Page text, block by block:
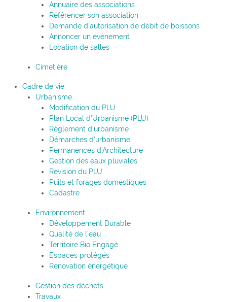
Annuaire des associations
Référencer son association
Demande d’autorisation de débit de boissons
Annoncer un événement
Location de salles
Cimetière
Cadre de vie
Urbanisme
Modification du PLU
Plan Local d’Urbanisme (PLU)
Règlement d’urbanisme
Démarches d’urbanisme
Permanences d’Architecture
Gestion des eaux pluviales
Révision du PLU
Puits et forages domestiques
Cadastre
Environnement
Développement Durable
Qualité de l’eau
Territoire Bio Engagé
Espaces protégés
Rénovation énergétique
Gestion des déchets
Travaux